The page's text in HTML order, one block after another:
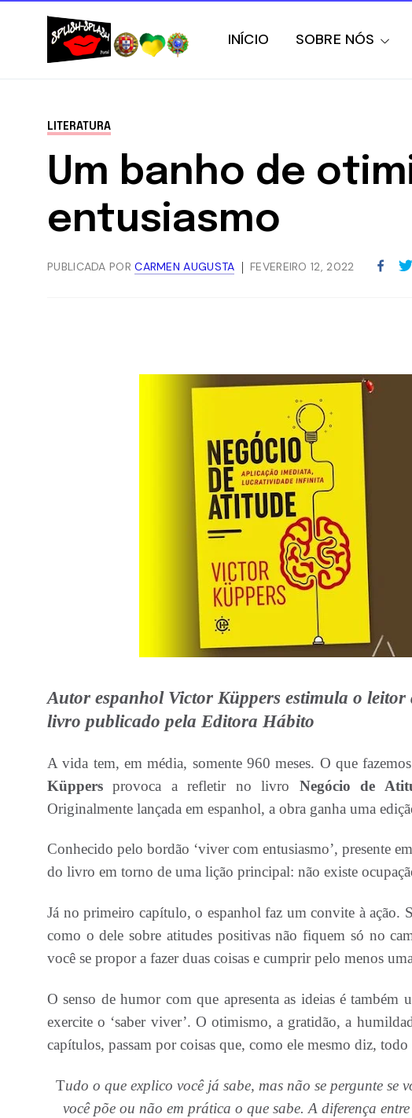
INÍCIO SOBRE NÓS
LITERATURA
Um banho de
entusiasmo
PUBLICADA PORCARMEN AUGUSTA FEVEREIRO 12, 2022
Autor espanhol Victor Küppers estimula o
livro publicado pela Editora Hábito
A vida tem, em média, somente 960 meses. O que
Küppers provoca a refletir no livro Negócio de
Originalmente lançada em espanhol, a obra ganha uma
Conhecido pelo bordão ‘viver com entusiasmo’, presente
do livro em torno de uma lição principal: não existe
Já no primeiro capítulo, o espanhol faz um convite à ação.
como o dele sobre atitudes positivas não fiquem só no
você se propor a fazer duas coisas e cumprir pelo menos
O senso de humor com que apresenta as ideias é
exercite o ‘saber viver’. O otimismo, a gratidão, a
capítulos, passam por coisas que, como ele mesmo diz, todo
Tudo o que explico você já sabe, mas não se pergunte se
você põe ou não em prática o que sabe. A diferença